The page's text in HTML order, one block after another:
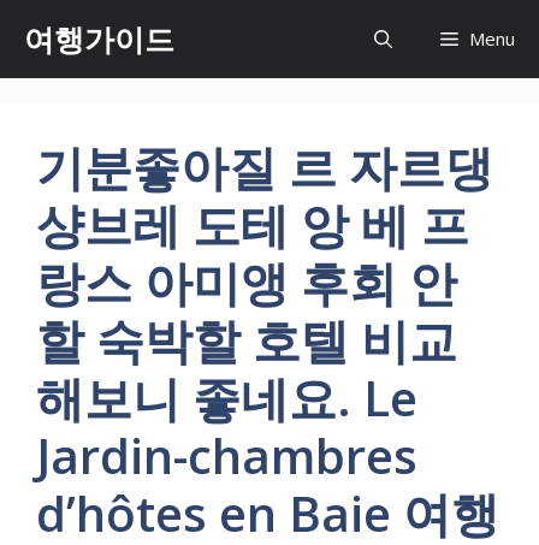
츠
여행가이드 Menu
기분좋아질 르 자르댕
샹브레 도테 앙 베 프
랑스 아미앵 후회 안
할 숙박할 호텔 비교
해보니 좋네요. Le
Jardin-chambres
d’hôtes en Baie 여행